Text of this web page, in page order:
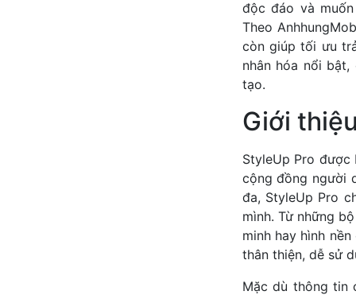
độc đáo và
Theo
còn giúp tối ưu
nhân hóa nổi
tạo.
Giới
StyleUp Pro
cộng đồng người
đa, StyleUp Pro
mình. Từ những
minh hay hình
thân thiện, dễ sử
Mặc dù thông tin